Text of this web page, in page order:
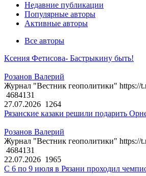
Недавние публикации
Популярные авторы
Активные авторы
Все авторы
Ксения Фетисова- Бастрыкину быть!
Розанов Валерий
Журнал "Вестник геополитики" https://
4684131
27.07.2026 1264
Рязанские казаки решили подарить
Розанов Валерий
Журнал "Вестник геополитики" https://
4684131
22.07.2026 1965
С 6 по 9 июля в Рязани проходил